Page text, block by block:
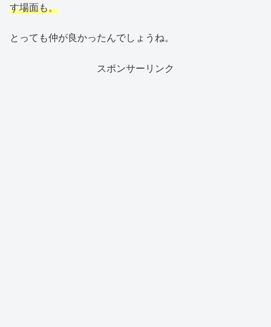
す場面も。
とっても仲が良かったんでしょうね。
スポンサーリンク